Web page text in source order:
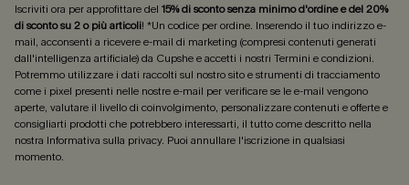
Iscriviti ora per approfittare del 15% di sconto senza minimo d'ordine e del 20%
di sconto su 2 o più articoli! *Un codice per ordine. Inserendo il tuo indirizzo e-
mail, acconsenti a ricevere e-mail di marketing (compresi contenuti generati
dall'intelligenza artificiale) da Cupshe e accetti i nostri Termini e condizioni.
Potremmo utilizzare i dati raccolti sul nostro sito e strumenti di tracciamento
come i pixel presenti nelle nostre e-mail per verificare se le e-mail vengono
aperte, valutare il livello di coinvolgimento, personalizzare contenuti e offerte e
consigliarti prodotti che potrebbero interessarti, il tutto come descritto nella
nostra Informativa sulla privacy. Puoi annullare l'iscrizione in qualsiasi
momento.